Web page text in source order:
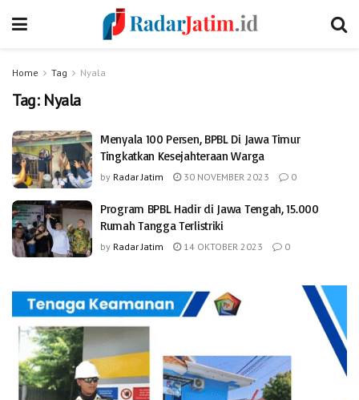
Home Tag Nyala
Tag: Nyala
Menyala 100 Persen, BPBL Di Jawa Timur
Tingkatkan Kesejahteraan Warga
by Radar Jatim 30 NOVEMBER 2023 0
Program BPBL Hadir di Jawa Tengah, 15.000
Rumah Tangga Terlistriki
by Radar Jatim 14 OKTOBER 2023 0